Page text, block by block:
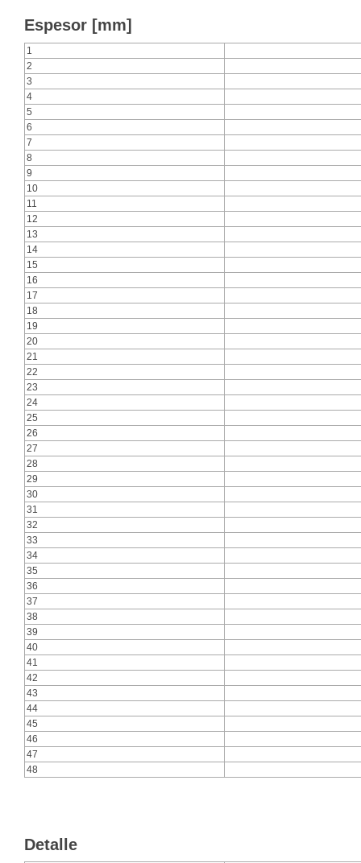
Espesor [mm]
1
2
3
4
5
6
7
8
9
10
11
12
13
14
15
16
17
18
19
20
21
22
23
24
25
26
27
28
29
30
31
32
33
34
35
36
37
38
39
40
41
42
43
44
45
46
47
48
Detalle